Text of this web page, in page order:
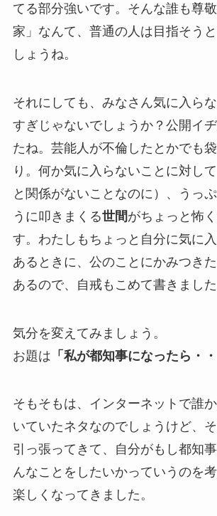
てる部分強いです。そんな誰も尊
家」なんて、普通の人は目指そう
しょうね。
それにしても、みなさん気に入ら
すぎじゃないでしょうか？公開イ
たね。芸能人が不倫したとかでも
り。何か気に入らないことに対し
と関係がないことなのに）、うっ
うに叩きまくる世間がちょっと怖
す。わたしもちょっと自分に気に
あるときに、公のことにかみつき
あるので、自戒もこめて書きました
気分を変えてみましょう。
お題は 「私が都知事になったら・・
そもそもは、インターネットで誰
いていたネタなのでしょうけど、
引っ張ってきて、自分がもし都知
んなことをしたいかっていうのを考
楽しくなってきました。